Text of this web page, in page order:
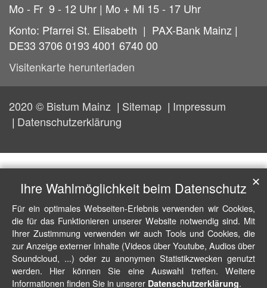
Mo - Fr 9 - 12 Uhr | Mo + Mi 15 - 17 Uhr
Konto: Pfarrei St. Elisabeth | PAX-Bank Mainz |
DE33 3706 0193 4001 6740 00
Visitenkarte herunterladen
2020 © Bistum Mainz Sitemap
Impressum
Datenschutzerklärung
Ihre Wahlmöglichkeit beim Datenschutz
Für ein optimales Webseiten-Erlebnis verwenden wir Cookies,
die für das Funktionieren unserer Website notwendig sind. Mit
Ihrer Zustimmung verwenden wir auch Tools und Cookies, die
zur Anzeige externer Inhalte (Videos über Youtube, Audios über
Soundcloud, ...) oder zu anonymen Statistikzwecken genutzt
werden. Hier können Sie eine Auswahl treffen. Weitere
Informationen finden Sie in unserer Datenschutzerklärung.
✕